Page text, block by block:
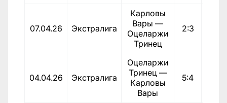
07.04.26 Экстралига
Карловы
Вары —
Оцеларжи
Тринец
2:3
04.04.26 Экстралига
Оцеларжи
Тринец —
Карловы
Вары
5:4